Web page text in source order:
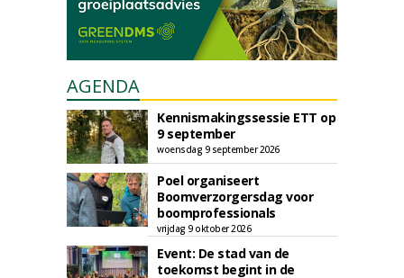
AGENDA
Kennismakingssessie ETT op
9 september
woensdag 9 september 2026
Poel organiseert
Boomverzorgersdag voor
boomprofessionals
vrijdag 9 oktober 2026
Event: De stad van de
toekomst begint in de